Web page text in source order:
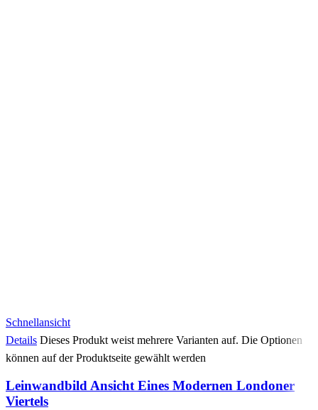
Schnellansicht
Details Dieses Produkt weist mehrere Varianten auf. Die Optionen
können auf der Produktseite gewählt werden
Leinwandbild Ansicht Eines Modernen Londoner
Viertels